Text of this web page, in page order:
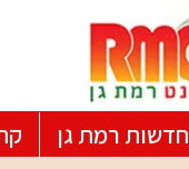
חדשות רמת גן